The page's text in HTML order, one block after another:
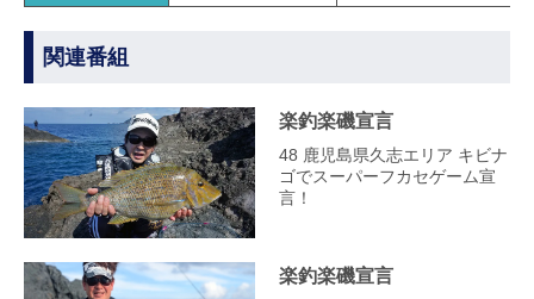
関連番組
楽釣楽磯宣言
48 鹿児島県久志エリア キビナ
ゴでスーパーフカセゲーム宣
言！
楽釣楽磯宣言